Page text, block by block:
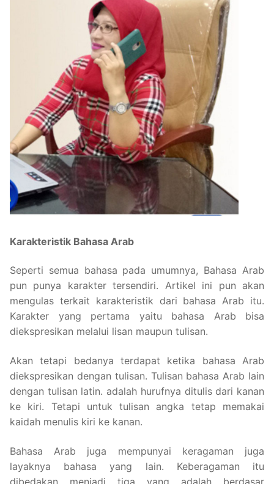
Karakteristik Bahasa Arab
Seperti semua bahasa pada umumnya, Bahasa Arab
pun punya karakter tersendiri. Artikel ini pun akan
mengulas terkait karakteristik dari bahasa Arab itu.
Karakter yang pertama yaitu bahasa Arab bisa
diekspresikan melalui lisan maupun tulisan.
Akan tetapi bedanya terdapat ketika bahasa Arab
diekspresikan dengan tulisan. Tulisan bahasa Arab lain
dengan tulisan latin. adalah hurufnya ditulis dari kanan
ke kiri. Tetapi untuk tulisan angka tetap memakai
kaidah menulis kiri ke kanan.
Bahasa Arab juga mempunyai keragaman juga
layaknya bahasa yang lain. Keberagaman itu
dibedakan menjadi tiga yang adalah berdasar